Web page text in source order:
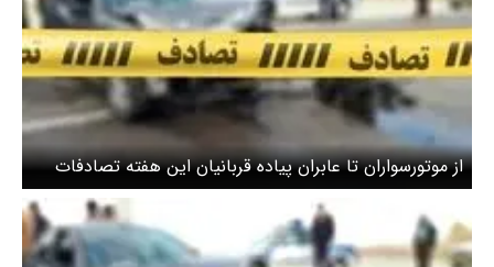
از موتورسواران تا عابران پیاده قربانیان این هفته تصادفات
تهران